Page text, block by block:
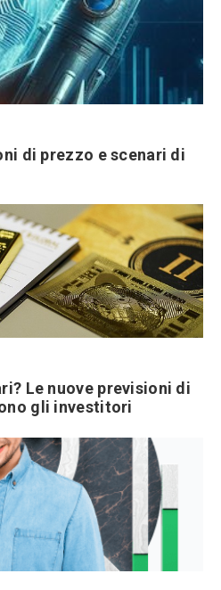
di prezzo e scenari di
Le nuove previsioni di
gli investitori